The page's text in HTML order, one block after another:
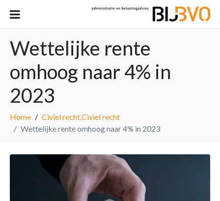
Wettelijke rente
omhoog naar 4% in
2023
Home
Civiel recht,Civiel recht
Wettelijke rente omhoog naar 4% in 2023